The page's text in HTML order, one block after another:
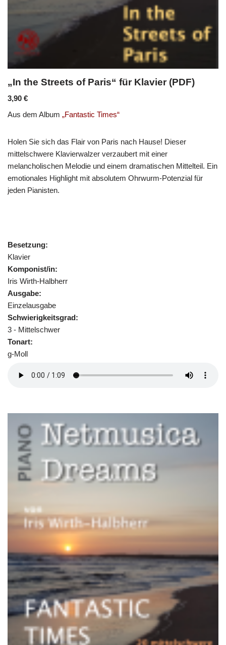
„In the Streets of Paris“ für Klavier (PDF)
3,90 €
Aus dem Album „Fantastic Times“
Holen Sie sich das Flair von Paris nach Hause! Dieser
mittelschwere Klavierwalzer verzaubert mit einer
melancholischen Melodie und einem dramatischen Mittelteil. Ein
emotionales Highlight mit absolutem Ohrwurm-Potenzial für
jeden Pianisten.
Besetzung:
Klavier
Komponist/in:
Iris Wirth-Halbherr
Ausgabe:
Einzelausgabe
Schwierigkeitsgrad:
3 - Mittelschwer
Tonart:
g-Moll